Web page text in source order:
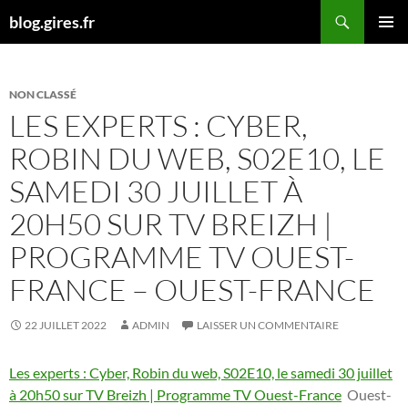
aublog.gires.fr
NON CLASSÉ
LES EXPERTS : CYBER,
ROBIN DU WEB, S02E10, LE
SAMEDI 30 JUILLET À
20H50 SUR TV BREIZH |
PROGRAMME TV OUEST-
FRANCE – OUEST-FRANCE
22 JUILLET 2022 ADMIN LAISSER UN COMMENTAIRE
Les experts : Cyber, Robin du web, S02E10, le samedi 30 juillet
à 20h50 sur TV Breizh | Programme TV Ouest-France Ouest-